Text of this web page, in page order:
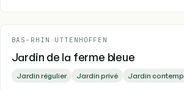
BAS-RHIN - UTTENHOFFEN
Jardin de la ferme bleue
Jardin régulier Jardin privé Jardin